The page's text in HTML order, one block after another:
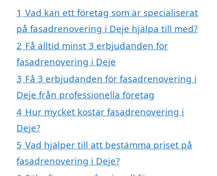
1 Vad kan ett företag som är specialiserat
på fasadrenovering i Deje hjälpa till med?
2 Få alltid minst 3 erbjudanden för
fasadrenovering i Deje
3 Få 3 erbjudanden för fasadrenovering i
Deje från professionella företag
4 Hur mycket kostar fasadrenovering i
Deje?
5 Vad hjälper till att bestämma priset på
fasadrenovering i Deje?